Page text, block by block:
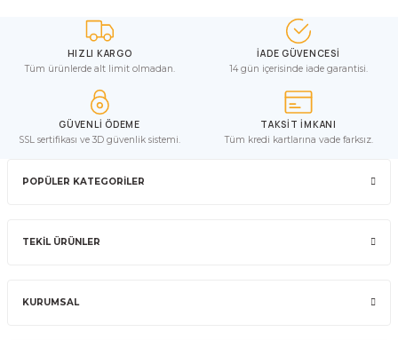
HIZLI KARGO
Tüm ürünlerde alt limit olmadan.
İADE GÜVENCESİ
14 gün içerisinde iade garantisi.
GÜVENLİ ÖDEME
SSL sertifikası ve 3D güvenlik sistemi.
TAKSİT İMKANI
Tüm kredi kartlarına vade farksız.
POPÜLER KATEGORİLER
TEKİL ÜRÜNLER
KURUMSAL